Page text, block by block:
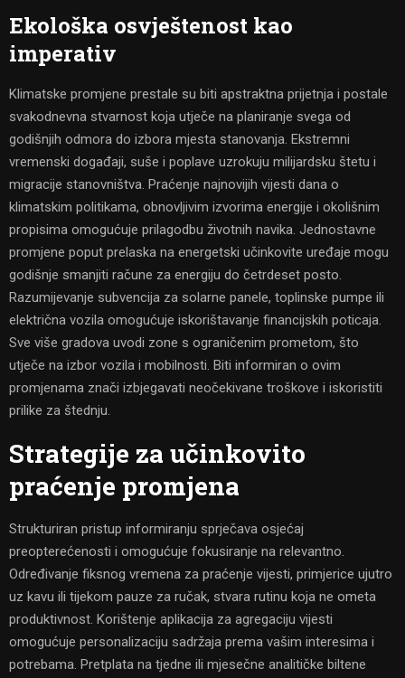
Ekološka osvještenost kao
imperativ
Klimatske promjene prestale su biti apstraktna prijetnja i postale
svakodnevna stvarnost koja utječe na planiranje svega od
godišnjih odmora do izbora mjesta stanovanja. Ekstremni
vremenski događaji, suše i poplave uzrokuju milijardsku štetu i
migracije stanovništva. Praćenje najnovijih vijesti dana o
klimatskim politikama, obnovljivim izvorima energije i okolišnim
propisima omogućuje prilagodbu životnih navika. Jednostavne
promjene poput prelaska na energetski učinkovite uređaje mogu
godišnje smanjiti račune za energiju do četrdeset posto.
Razumijevanje subvencija za solarne panele, toplinske pumpe ili
električna vozila omogućuje iskorištavanje financijskih poticaja.
Sve više gradova uvodi zone s ograničenim prometom, što
utječe na izbor vozila i mobilnosti. Biti informiran o ovim
promjenama znači izbjegavati neočekivane troškove i iskoristiti
prilike za štednju.
Strategije za učinkovito
praćenje promjena
Strukturiran pristup informiranju sprječava osjećaj
preopterećenosti i omogućuje fokusiranje na relevantno.
Određivanje fiksnog vremena za praćenje vijesti, primjerice ujutro
uz kavu ili tijekom pauze za ručak, stvara rutinu koja ne ometa
produktivnost. Korištenje aplikacija za agregaciju vijesti
omogućuje personalizaciju sadržaja prema vašim interesima i
potrebama. Pretplata na tjedne ili mjesečne analitičke biltene